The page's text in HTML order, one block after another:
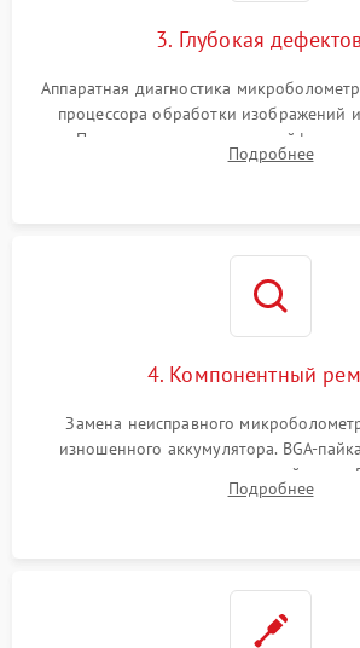
3. Глубокая
Аппаратная диагностика
процессора обработки изображений
Проверка целостности шлейфов,
интерфейсов связи. Выявление
Подробнее
4. Компонентный
Замена неисправного
изношенного аккумулятора. BGA-
контроллеров на материнской плате.
разъемов и кнопок, замена
Подробнее